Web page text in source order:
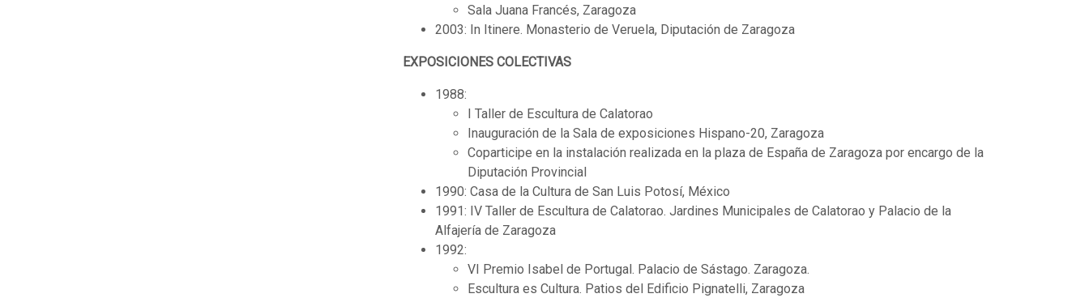
Sala Juana Francés, Zaragoza
2003: In Itinere. Monasterio de Veruela, Diputación de Zaragoza
EXPOSICIONES COLECTIVAS
1988:
I Taller de Escultura de Calatorao
Inauguración de la Sala de exposiciones Hispano-20, Zaragoza
Coparticipe en la instalación realizada en la plaza de España de Zaragoza por encargo de la
Diputación Provincial
1990: Casa de la Cultura de San Luis Potosí, México
1991: IV Taller de Escultura de Calatorao. Jardines Municipales de Calatorao y Palacio de la
Alfajería de Zaragoza
1992:
VI Premio Isabel de Portugal. Palacio de Sástago. Zaragoza.
Escultura es Cultura. Patios del Edificio Pignatelli, Zaragoza